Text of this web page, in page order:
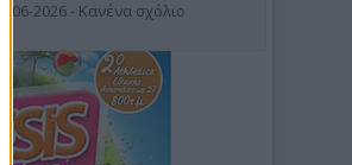
19-06-2026 - Κανένα σχόλιο